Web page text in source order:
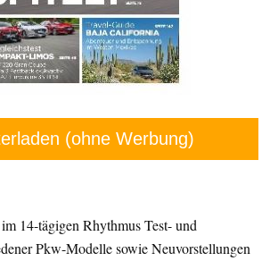
(ohne Werbung)
14-tägigen Rhythmus Test- und
Pkw-Modelle sowie Neuvorstellungen